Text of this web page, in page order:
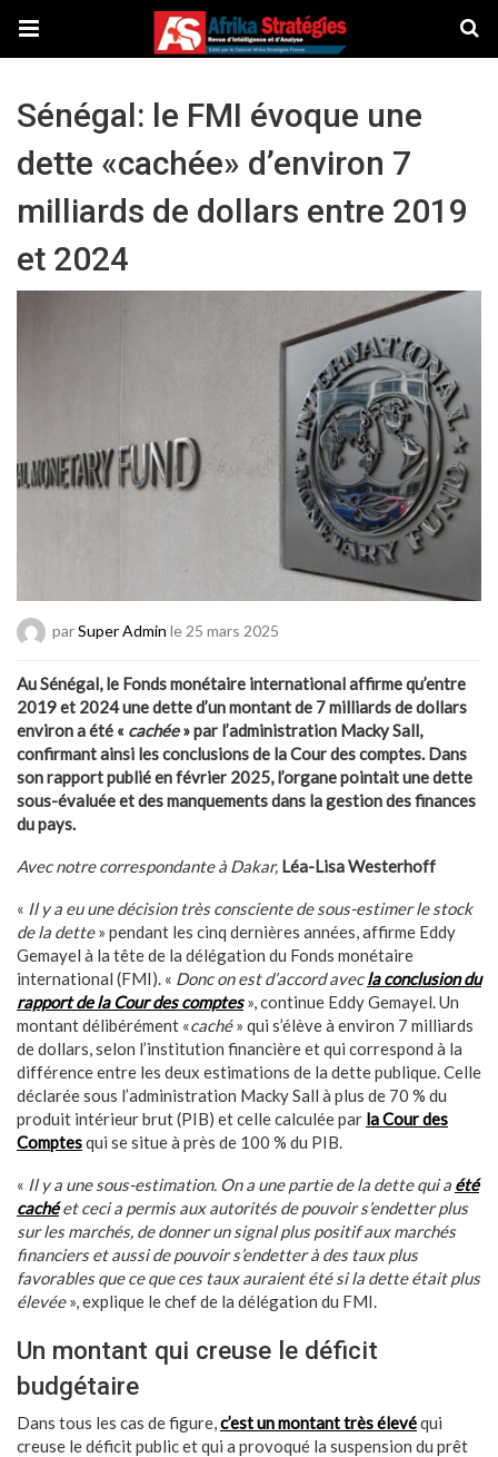
Sénégal: le FMI évoque une
dette «cachée» d’environ 7
milliards de dollars entre 2019
et 2024
parSuper Admin le 25 mars 2025
Au Sénégal, le Fonds monétaire international affirme qu’entre
2019 et 2024 une dette d’un montant de 7 milliards de dollars
environ a été « cachée» par l’administration Macky Sall,
confirmant ainsi les conclusions de la Cour des comptes. Dans
son rapport publié en février 2025, l’organe pointait une dette
sous-évaluée et des manquements dans la gestion des finances
du pays.
Avec notre correspondante à Dakar, Léa-Lisa Westerhoff
« Il y a eu unedécision très consciente de sous-estimer le stock
de la dette» pendant les cinq dernières années, affirme Eddy
Gemayel à la tête de la délégation du Fonds monétaire
international (FMI). « Donc on est d’accord avecla conclusion du
rapport de la Cour des comptes», continue Eddy Gemayel. Un
montant délibérément «caché» qui s’élève à environ 7 milliards
de dollars, selon l’institution financière et qui correspond à la
différence entre les deux estimations de la dette publique. Celle
déclarée sous l’administration Macky Sall à plus de 70 % du
produit intérieur brut (PIB) et celle calculée par la Cour des
Comptesqui se situe à près de 100 % du PIB.
« Il y a une sous-estimation. On a une partie de la dette qui a été
cachéet ceci a permis aux autorités de pouvoir s’endetter plus
sur les marchés, de donner un signal plus positif aux marchés
financiers et aussi de pouvoir s’endetter à des taux plus
favorables que ce que ces taux auraient été si la dette était plus
élevée», explique le chef de la délégation du FMI.
Un montant qui creuse le déficit
budgétaire
Dans tous les cas de figure,c’est un montant très élevéqui
creuse le déficit public et qui a provoqué la suspension du prêt